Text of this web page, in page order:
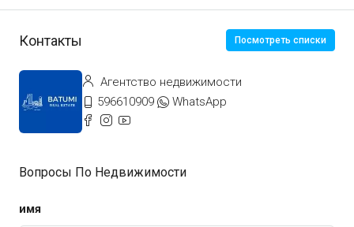
Контакты Посмотреть списки
Агентство недвижимости
596610909
WhatsApp
Вопросы По Недвижимости
имя